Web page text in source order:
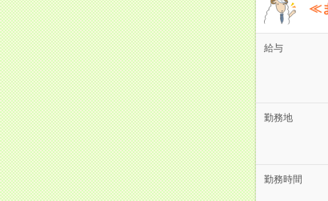
≪
給与
勤務地
勤務時間